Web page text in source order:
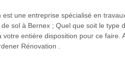
une entreprise spécialisé en
sol à Bernex ; Quel que soit le type
entière disposition pour ce faire.
Rénovation .